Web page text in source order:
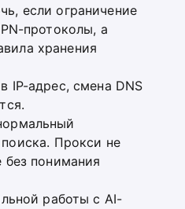
если ограничение
протоколы, а
хранения
IP-адрес, смена DNS
Прокси не
без понимания
работы с AI-